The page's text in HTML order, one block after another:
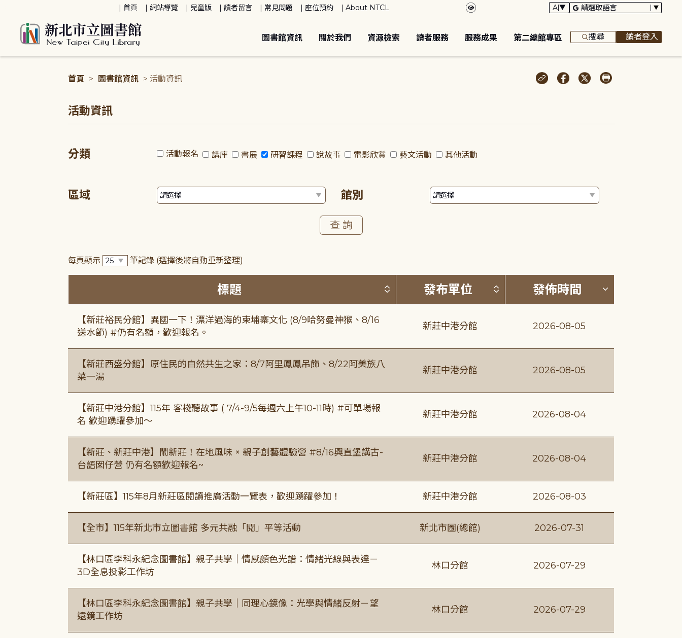
首頁 網站導覽 兒童版 讀者留言 常見問題 座位預約 About NTCL
圖書館資訊 關於我們 資源檢索 讀者服務 服務成果 第二總館專區 搜尋 讀者登入
首頁 > 圖書館資訊 > 活動資訊
活動資訊
分類 活動報名 講座 書展 研習課程 說故事 電影欣賞 藝文活動 其他活動
區域 館別
每頁顯示 筆記錄 (選擇後將自動重新整理)
標題 按標題排序 (升降冪)
發布單位 按發布單位排序 (升降冪)
發佈時間 按發佈時間
【新莊裕民分館】異國一下！漂洋過海的柬埔寨文化 (8/9哈努曼神猴、8/16
送水節) #仍有名額，歡迎報名。
新莊中港分館 2026-08-05
【新莊西盛分館】原住民的自然共生之家：8/7阿里鳳鳳吊飾、8/22阿美族八
菜一湯
新莊中港分館 2026-08-05
【新莊中港分館】115年 客棧聽故事 ( 7/4-9/5每週六上午10-11時) #可單場報
名 歡迎踴躍參加～
新莊中港分館 2026-08-04
【新莊、新莊中港】鬧新莊！在地風味 × 親子創藝體驗營 #8/16興直堡講古-
台語囡仔營 仍有名額歡迎報名~
新莊中港分館 2026-08-04
【新莊區】115年8月新莊區閱讀推廣活動一覽表，歡迎踴躍參加！ 新莊中港分館 2026-08-03
【全市】115年新北市立圖書館 多元共融「閱」平等活動 新北市圖(總館) 2026-07-31
【林口區李科永紀念圖書館】親子共學｜情感顏色光譜：情緒光線與表達－
3D全息投影工作坊
林口分館 2026-07-29
【林口區李科永紀念圖書館】親子共學｜同理心鏡像：光學與情緒反射－望
遠鏡工作坊
林口分館 2026-07-29